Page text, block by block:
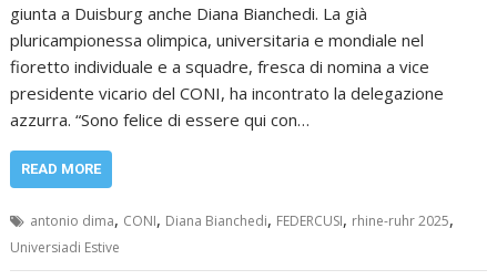
giunta a Duisburg anche Diana Bianchedi. La già
pluricampionessa olimpica, universitaria e mondiale nel
fioretto individuale e a squadre, fresca di nomina a vice
presidente vicario del CONI, ha incontrato la delegazione
azzurra. “Sono felice di essere qui con…
READ MORE
antonio dima, CONI, Diana Bianchedi, FEDERCUSI, rhine-ruhr 2025,
Universiadi Estive